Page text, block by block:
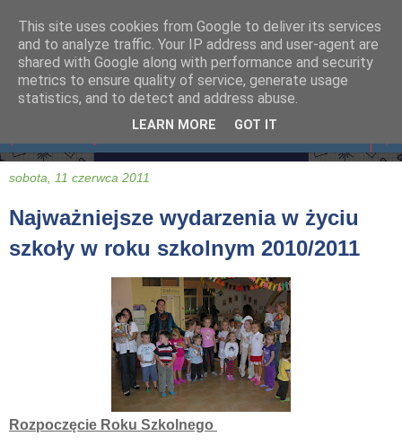
▼
sobota, 11 czerwca 2011
Najważniejsze wydarzenia w życiu
szkoły w roku szkolnym 2010/2011
Rozpoczęcie Roku Szkolnego
This site uses cookies from Google to deliver its services
and to analyze traffic. Your IP address and user-agent are
shared with Google along with performance and security
metrics to ensure quality of service, generate usage
statistics, and to detect and address abuse.
LEARN MORE GOT IT